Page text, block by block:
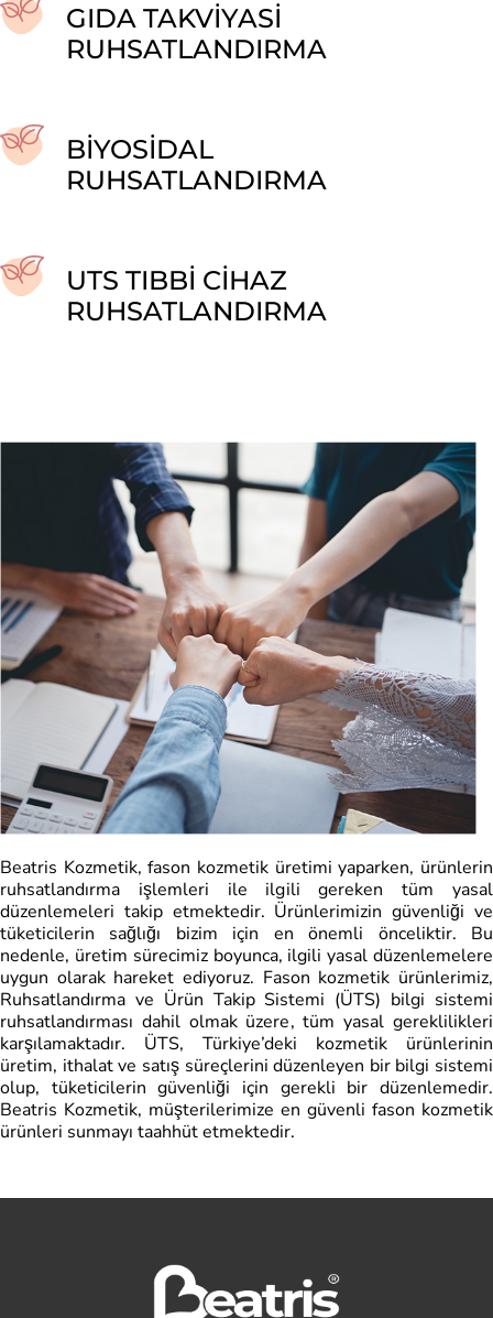
GIDA TAKVİYASİ
RUHSATLANDIRMA
BİYOSİDAL
RUHSATLANDIRMA
UTS TIBBİ CİHAZ
RUHSATLANDIRMA
Beatris Kozmetik, fason kozmetik üretimi yaparken, ürünlerin
ruhsatlandırma işlemleri ile ilgili gereken tüm yasal
düzenlemeleri takip etmektedir. Ürünlerimizin güvenliği ve
tüketicilerin sağlığı bizim için en önemli önceliktir. Bu
nedenle, üretim sürecimiz boyunca, ilgili yasal düzenlemelere
uygun olarak hareket ediyoruz. Fason kozmetik ürünlerimiz,
Ruhsatlandırma ve Ürün Takip Sistemi (ÜTS) bilgi sistemi
ruhsatlandırması dahil olmak üzere, tüm yasal gereklilikleri
karşılamaktadır. ÜTS, Türkiye’deki kozmetik ürünlerinin
üretim, ithalat ve satış süreçlerini düzenleyen bir bilgi sistemi
olup, tüketicilerin güvenliği için gerekli bir düzenlemedir.
Beatris Kozmetik, müşterilerimize en güvenli fason kozmetik
ürünleri sunmayı taahhüt etmektedir.